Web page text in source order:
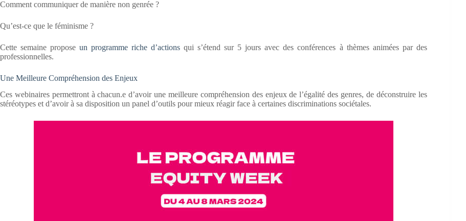
Comment communiquer de manière non genrée ?
Qu’est-ce que le féminisme ?
Cette semaine proposeun programme riche d’actions qui s’étend sur 5 jours avec des conférences à thèmes animées par des
professionnelles.
Une Meilleure Compréhension des Enjeux
Ces webinaires permettront à chacun.e d’avoir une meilleure compréhension des enjeux de l’égalité des genres, de déconstruire les
stéréotypes et d’avoir à sa disposition un panel d’outils pour mieux réagir face à certaines discriminations sociétales.